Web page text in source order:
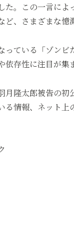
た。この一言に
ど、さまざまな憶
っている「ゾンビ
依存性に注目が集
月隆太郎被告の
る情報、ネット上